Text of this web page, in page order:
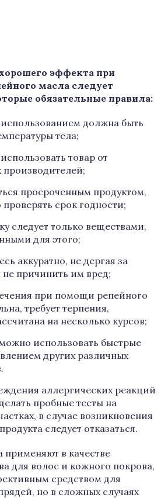
эффекта при
масла следует
обязательные правила:
должна быть
тела;
товар от
производителей;
просроченным продуктом,
срок годности;
следует только веществами,
для этого;
аккуратно, не дергая за
не причинить им вред;
при помощи репейного
требует терпения,
на несколько курсов;
использовать быстрые
других различных
аллергических реакций
пробные тесты на
в случае возникновения
следует отказаться.
в качестве
для волос и кожного покрова,
средством для
но в сложных случаях